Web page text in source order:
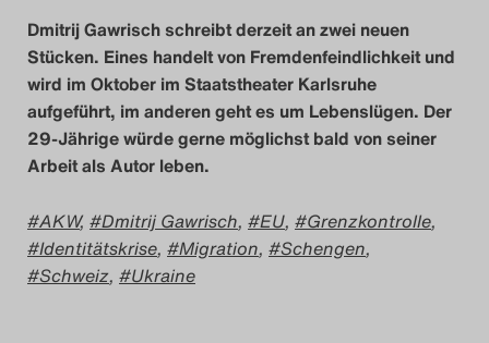
Dmitrij Gawrisch schreibt derzeit an zwei neuen
Stücken. Eines handelt von Fremdenfeindlichkeit und
wird im Oktober im Staatstheater Karlsruhe
aufgeführt, im anderen geht es um Lebenslügen. Der
29-Jährige würde gerne möglichst bald von seiner
Arbeit als Autor leben.
AKW, Dmitrij Gawrisch, EU, Grenzkontrolle,
Identitätskrise, Migration, Schengen,
Schweiz, Ukraine